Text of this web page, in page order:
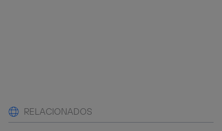
RELACIONADOS